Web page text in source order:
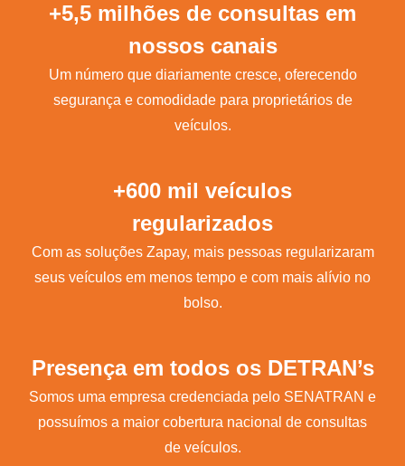
+5,5 milhões de consultas em
nossos canais
Um número que diariamente cresce, oferecendo
segurança e comodidade para proprietários de
veículos.
+600 mil veículos
regularizados
Com as soluções Zapay, mais pessoas regularizaram
seus veículos em menos tempo e com mais alívio no
bolso.
Presença em todos os DETRAN’s
Somos uma empresa credenciada pelo SENATRAN e
possuímos a maior cobertura nacional de consultas
de veículos.